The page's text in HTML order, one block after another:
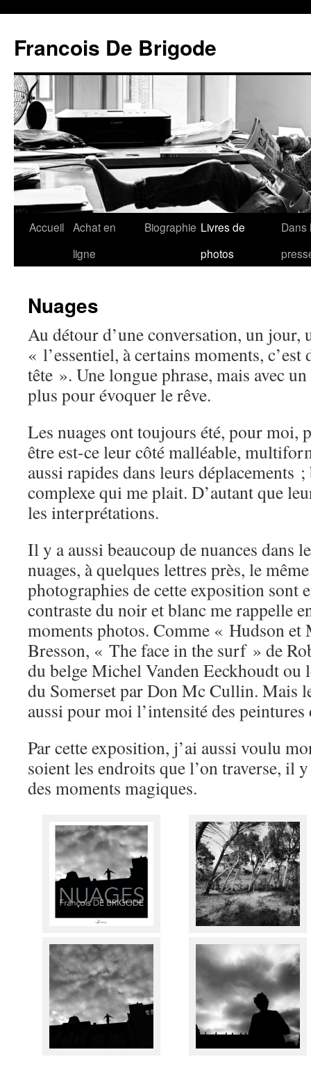
Francois De Brigode
Accueil Achat en
ligne
Biographie Livres de
photos
Dans
Nuages
Au détour d’une conversation, un jour,
« l’essentiel, à certains moments, c’est
tête ». Une longue phrase, mais avec
plus pour évoquer le rêve.
Les nuages ont toujours été, pour moi,
être est-ce leur côté malléable,
aussi rapides dans leurs déplacements
complexe qui me plait. D’autant que
les interprétations.
Il y a aussi beaucoup de nuances dans
nuages, à quelques lettres près, le
photographies de cette exposition sont
contraste du noir et blanc me rappelle
moments photos. Comme « Hudson et
Bresson, « The face in the surf » de
du belge Michel Vanden Eeckhoudt ou
du Somerset par Don Mc Cullin. Mais
aussi pour moi l’intensité des peintures
Par cette exposition, j’ai aussi voulu
soient les endroits que l’on traverse, il
des moments magiques.